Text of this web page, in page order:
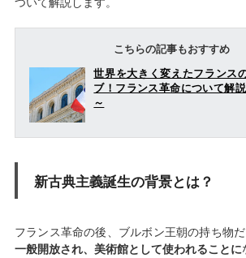
こちらの記事もおすすめ
世界を大きく変えたフランス
ブ！フランス革命について解
～
新古典主義誕生の背景とは？
フランス革命の後、ブルボン王朝の持ち物
一般開放され、美術館として使われることに